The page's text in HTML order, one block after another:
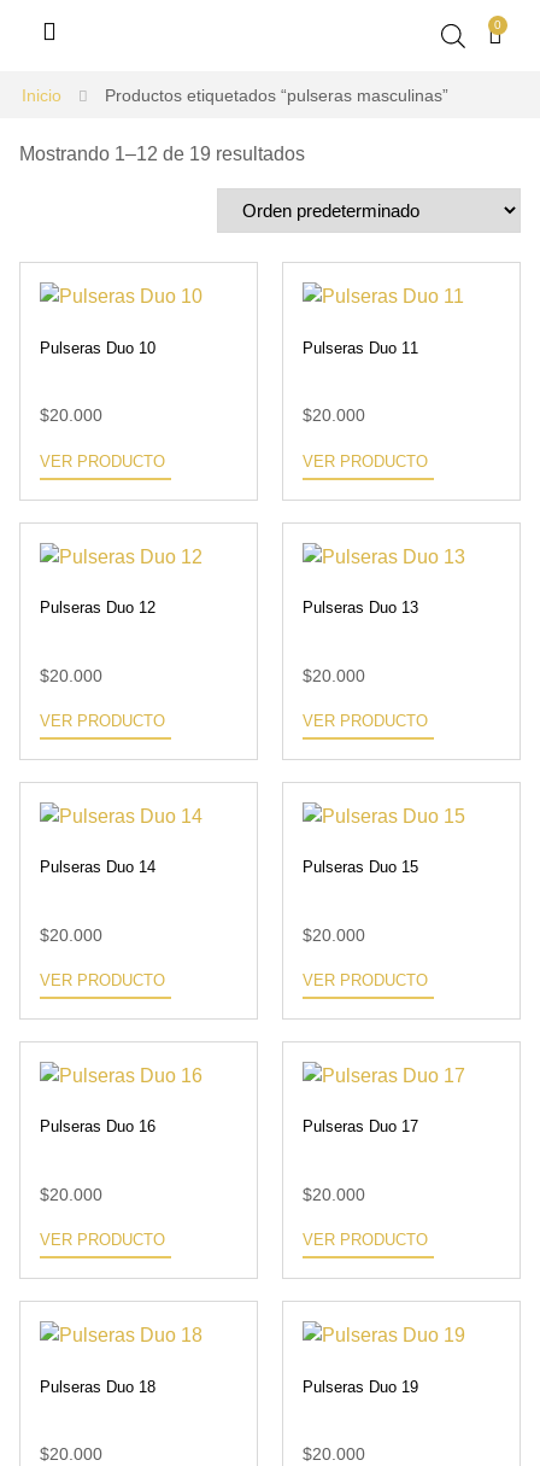
0
Inicio Productos etiquetados “pulseras masculinas”
Mostrando 1–12 de 19 resultados
Pulseras Duo 10
$20.000
VER PRODUCTO
Pulseras Duo 11
$20.000
VER PRODUCTO
Pulseras Duo 12
$20.000
VER PRODUCTO
Pulseras Duo 13
$20.000
VER PRODUCTO
Pulseras Duo 14
$20.000
VER PRODUCTO
Pulseras Duo 15
$20.000
VER PRODUCTO
Pulseras Duo 16
$20.000
VER PRODUCTO
Pulseras Duo 17
$20.000
VER PRODUCTO
Pulseras Duo 18
$20.000
Pulseras Duo 19
$20.000